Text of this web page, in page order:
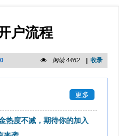
户流程
阅读 4462 收录
更多
热度不减，期待你的加入